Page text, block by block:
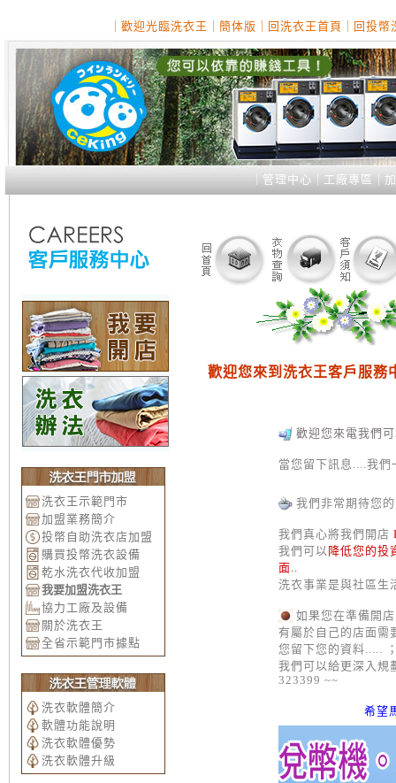
歡迎光臨洗衣王 簡体版 回洗衣王首頁 回投幣
管理中心 工廠專區
洗衣王示範門市
加盟業務簡介
投幣自助洗衣店加盟
購買投幣洗衣設備
乾水洗衣代收加盟
我要加盟洗衣王
協力工廠及設備
關於洗衣王
全省示範門市據點
洗衣軟體簡介
軟體功能說明
洗衣軟體優勢
洗衣軟體升級
歡迎您來到洗衣王客戶服務
歡迎您來電我們
當您留下訊息....我
我們非常期待您
我們真心將我們開店
我們可以 降低您的投
面..
洗衣事業是與社區生
如果您在準備開
有屬於自己的店面需
您留下您的資料.....
我們可以給更深入規
323399 ~~
希望